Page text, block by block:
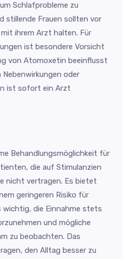
Schlafprobleme zu
stillende Frauen sollten vor
ihrem Arzt halten. Für
ist besondere Vorsicht
von Atomoxetin beeinflusst
oder
ist sofort ein Arzt
Behandlungsmöglichkeit für
die auf Stimulanzien
nicht vertragen. Es bietet
geringeren Risiko für
wichtig, die Einnahme stets
und mögliche
zu beobachten. Das
den Alltag besser zu